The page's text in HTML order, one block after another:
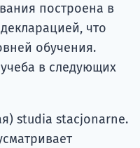
построена в
что
обучения.
в следующих
studia stacjonarne.